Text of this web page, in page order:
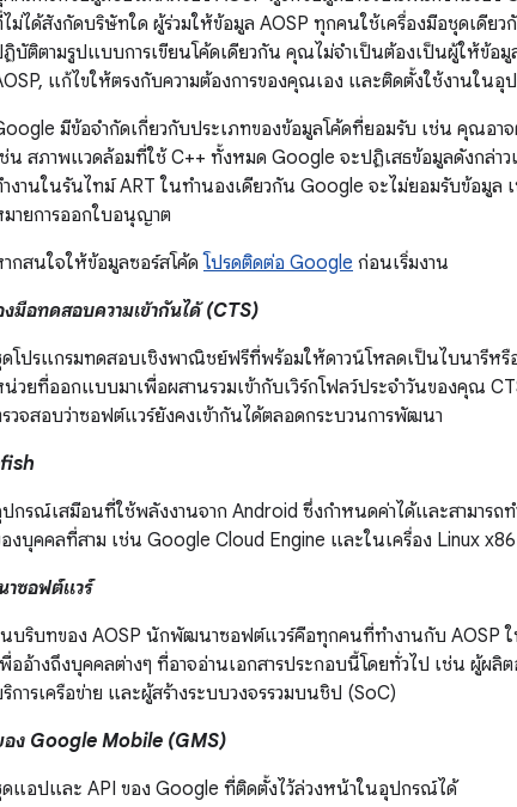
ม่ได้สังกัดบริษัทใด ผู้ร่วมให้ข้อมูล AOSP ทุกคนใช้เครื่องมือชุดเดียว
บัติตามรูปแบบการเขียนโค้ดเดียวกัน คุณไม่จำเป็นต้องเป็นผู้ให้ข้อมู
แก้ไขให้ตรงกับความต้องการของคุณเอง และติดตั้งใช้งานใน
มีข้อจำกัดเกี่ยวกับประเภทของข้อมูลโค้ดที่ยอมรับ เช่น คุณอา
น สภาพแวดล้อมที่ใช้ C++ ทั้งหมด Google จะปฏิเสธข้อมูลดังกล่
งานในรันไทม์ ART ในทำนองเดียวกัน Google จะไม่ยอมรับข้อมูล
ายการออกใบอนุญาต
กสนใจให้ข้อมูลซอร์สโค้ด โปรดติดต่อ Google ก่อนเริ่มงาน
งมือทดสอบความเข้ากันได้ (CTS)
โปรแกรมทดสอบเชิงพาณิชย์ฟรีที่พร้อมให้ดาวน์โหลดเป็นไบนารีหรื
วยที่ออกแบบมาเพื่อผสานรวมเข้ากับเวิร์กโฟลว์ประจำวันของคุณ
วจสอบว่าซอฟต์แวร์ยังคงเข้ากันได้ตลอดกระบวนการพัฒนา
กรณ์เสมือนที่ใช้พลังงานจาก Android ซึ่งกำหนดค่าได้และสามารถท
งบุคคลที่สาม เช่น Google Cloud Engine และในเครื่อง Linux x86
ซอฟต์แวร์
บริบทของ AOSP นักพัฒนาซอฟต์แวร์คือทุกคนที่ทำงานกับ AOSP
ออ้างถึงบุคคลต่างๆ ที่อาจอ่านเอกสารประกอบนี้โดยทั่วไป เช่น ผู้ผ
การเครือข่าย และผู้สร้างระบบวงจรรวมบนชิป (SoC)
อง Google Mobile (GMS)
แอปและ API ของ Google ที่ติดตั้งไว้ล่วงหน้าในอุปกรณ์ได้